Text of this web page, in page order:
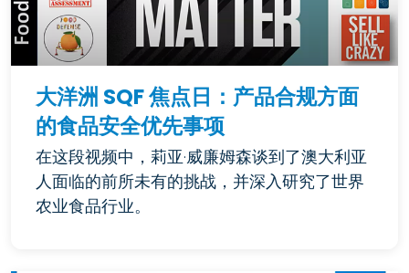
大洋洲 SQF 焦点日：产品合规方面
的食品安全优先事项
在这段视频中，莉亚·威廉姆森谈到了澳大利亚
人面临的前所未有的挑战，并深入研究了世界
农业食品行业。